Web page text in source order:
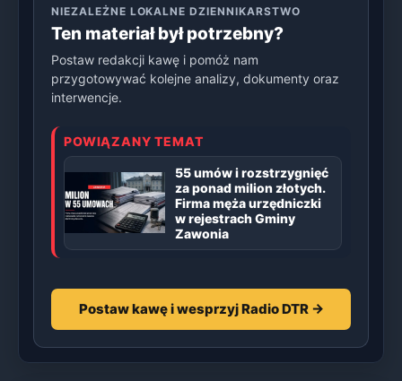
NIEZALEŻNE LOKALNE DZIENNIKARSTWO
Ten materiał był potrzebny?
Postaw redakcji kawę i pomóż nam
przygotowywać kolejne analizy, dokumenty oraz
interwencje.
POWIĄZANY TEMAT
55 umów i rozstrzygnięć
za ponad milion złotych.
Firma męża urzędniczki
w rejestrach Gminy
Zawonia
Postaw kawę i wesprzyj Radio DTR →